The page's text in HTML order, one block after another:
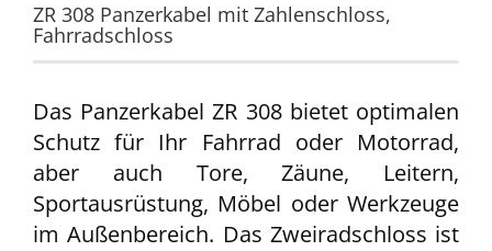
ZR 308 Panzerkabel mit Zahlenschloss,
Fahrradschloss
Das Panzerkabel ZR 308 bietet optimalen
Schutz für Ihr Fahrrad oder Motorrad,
aber auch Tore, Zäune, Leitern,
Sportausrüstung, Möbel oder Werkzeuge
im Außenbereich. Das Zweiradschloss ist